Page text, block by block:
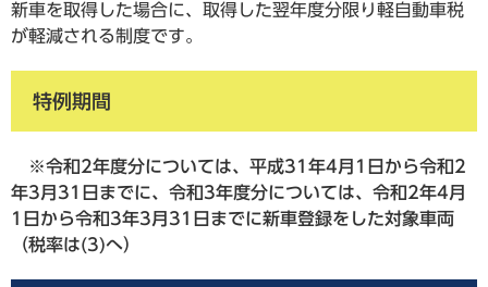
新車を取得した場合に、取得した翌年度分限り軽自動車税
が軽減される制度です。
特例期間
※令和2年度分については、平成31年4月1日から令和2
年3月31日までに、令和3年度分については、令和2年4月
1日から令和3年3月31日までに新車登録をした対象車両
（税率は(3)へ）